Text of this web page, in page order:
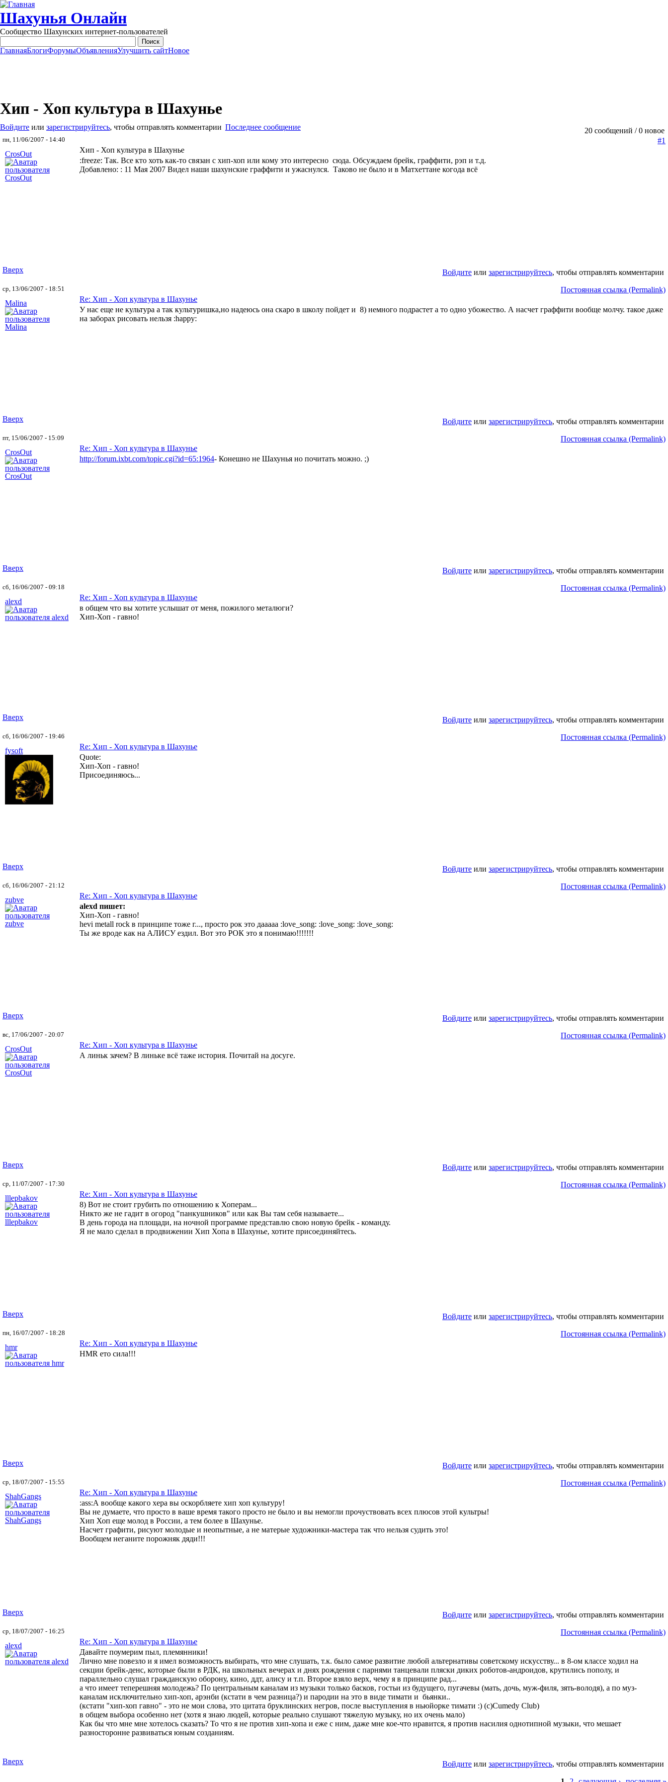
Перейти к основному содержанию
Шахунья Онлайн
Сообщество Шахунских интернет-пользователей
Main menu
ГлавнаяБлогиФорумыОбъявленияУлучшить сайтНовое
Хип - Хоп культура в Шахунье
20 сообщений / 0 новое
Войдите или зарегистрируйтесь, чтобы отправлять комментарии Последнее сообщение
пн, 11/06/2007 - 14:40
#1
CrosOut
Хип - Хоп культура в Шахунье
:freeze: Так. Все кто хоть как-то связан с хип-хоп или кому это интересно сюда. Обсуждаем брейк, граффити, рэп и т.д.
Добавлено: : 11 Мая 2007 Видел наши шахунские граффити и ужаснулся. Таково не было и в Матхеттане когода всё
Вверх Войдите или зарегистрируйтесь, чтобы отправлять комментарии
ср, 13/06/2007 - 18:51
Постоянная ссылка (Permalink)
Malina
Re: Хип - Хоп культура в Шахунье
У нас еще не культура а так культуришка,но надеюсь она скаро в школу пойдет и 8) немного подрастет а то одно убожество. А насчет граффити вообще молчу. такое даже
на заборах рисовать нельзя :happy:
Вверх Войдите или зарегистрируйтесь, чтобы отправлять комментарии
пт, 15/06/2007 - 15:09
Постоянная ссылка (Permalink)
CrosOut
Re: Хип - Хоп культура в Шахунье
http://forum.ixbt.com/topic.cgi?id=65:1964- Конешно не Шахунья но почитать можно. ;)
Вверх Войдите или зарегистрируйтесь, чтобы отправлять комментарии
сб, 16/06/2007 - 09:18
Постоянная ссылка (Permalink)
alexd
Re: Хип - Хоп культура в Шахунье
в общем что вы хотите услышат от меня, пожилого металюги?
Хип-Хоп - гавно!
Вверх Войдите или зарегистрируйтесь, чтобы отправлять комментарии
сб, 16/06/2007 - 19:46
Постоянная ссылка (Permalink)
fysoft
Re: Хип - Хоп культура в Шахунье
Quote:
Хип-Хоп - гавно!
Присоединяюсь...
Вверх Войдите или зарегистрируйтесь, чтобы отправлять комментарии
сб, 16/06/2007 - 21:12
Постоянная ссылка (Permalink)
zubve
Re: Хип - Хоп культура в Шахунье
alexd пишет:
Хип-Хоп - гавно!
hevi metall rock в принципе тоже г..., просто рок это дааааа :love_song: :love_song: :love_song:
Ты же вроде как на АЛИСУ ездил. Вот это РОК это я понимаю!!!!!!!
Вверх Войдите или зарегистрируйтесь, чтобы отправлять комментарии
вс, 17/06/2007 - 20:07
Постоянная ссылка (Permalink)
CrosOut
Re: Хип - Хоп культура в Шахунье
А линьк зачем? В линьке всё таже история. Почитай на досуге.
Вверх Войдите или зарегистрируйтесь, чтобы отправлять комментарии
ср, 11/07/2007 - 17:30
Постоянная ссылка (Permalink)
lllepbakov
Re: Хип - Хоп культура в Шахунье
8) Вот не стоит грубить по отношению к Хоперам...
Никто же не гадит в огород "панкушников" или как Вы там себя называете...
В день города на площади, на ночной программе представлю свою новую брейк - команду.
Я не мало сделал в продвижении Хип Хопа в Шахунье, хотите присоединяйтесь.
Вверх Войдите или зарегистрируйтесь, чтобы отправлять комментарии
пн, 16/07/2007 - 18:28
Постоянная ссылка (Permalink)
hmr
Re: Хип - Хоп культура в Шахунье
HMR ето сила!!!
Вверх Войдите или зарегистрируйтесь, чтобы отправлять комментарии
ср, 18/07/2007 - 15:55
Постоянная ссылка (Permalink)
ShahGangs
Re: Хип - Хоп культура в Шахунье
:ass:А вообще какого хера вы оскорбляете хип хоп культуру!
Вы не думаете, что просто в ваше время такого просто не было и вы немогли прочуствовать всех плюсов этой культры!
Хип Хоп еще молод в России, а тем более в Шахунье.
Насчет графити, рисуют молодые и неопытные, а не матерые художники-мастера так что нельзя судить это!
Вообщем неганите порожняк дяди!!!
Вверх Войдите или зарегистрируйтесь, чтобы отправлять комментарии
ср, 18/07/2007 - 16:25
Постоянная ссылка (Permalink)
alexd
Re: Хип - Хоп культура в Шахунье
Давайте поумерим пыл, племянники!
Лично мне повезло и я имел возможность выбирать, что мне слушать, т.к. было самое развитие любой альтернативы советскому искусству... в 8-ом классе ходил на
секции брейк-денс, которые были в РДК, на школьных вечерах и днях рождения с парнями танцевали пляски диких роботов-андроидов, крутились пополу, и
параллельно слушал гражданскую оборону, кино, ддт, алису и т.п. Второе взяло верх, чему я в принципе рад...
а что имеет теперешняя молодежь? По центральным каналам из музыки только басков, гостьи из будущего, пугачевы (мать, дочь, муж-филя, зять-володя), а по муз-
каналам исключительно хип-хоп, арэнби (кстати в чем разница?) и пародии на это в виде тимати и бьянки..
(кстати "хип-хоп гавно" - это не мои слова, это цитата бруклинских негров, после выступления в ньюйорке тимати :) (с)Cumedy Club)
в общем выбора особенно нет (хотя я знаю людей, которые реально слушают тяжелую музыку, но их очень мало)
Как бы что мне мне хотелось сказать? То что я не против хип-хопа и еже с ним, даже мне кое-что нравится, я против насилия однотипной музыки, что мешает
разносторонне развиваться юным созданиям.
Вверх Войдите или зарегистрируйтесь, чтобы отправлять комментарии